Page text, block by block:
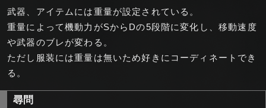
武器、アイテムには重量が設定されている。
重量によって機動力がSからDの5段階に変化し、移動速度
や武器のブレが変わる。
ただし服装には重量は無いため好きにコーディネートでき
る。
尋問